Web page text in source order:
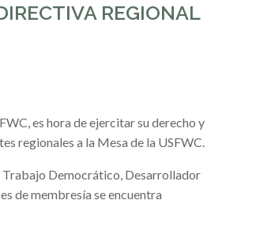
REGIONAL
es hora de ejercitar su derecho y
regionales a la Mesa de la USFWC.
Democrático, Desarrollador
de membresía se encuentra